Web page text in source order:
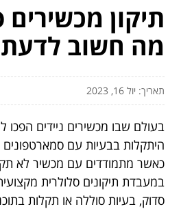
תיקון מכשירים
מה חשוב לדעת
תאריך: יול 16, 2023
בעולם שבו מכשירים ניידים הפכו
היתקלות בבעיות עם
כאשר מתמודדים עם מכשיר לא
במעבדת תיקונים סלולרית
סדוק, בעיות סוללה או תקלות